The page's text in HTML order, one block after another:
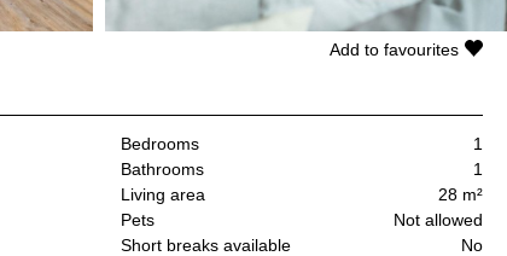
Bedrooms
1
Bathrooms
1
Living area
28 m²
Pets
Not allowed
Short breaks available
No
Add to favourites